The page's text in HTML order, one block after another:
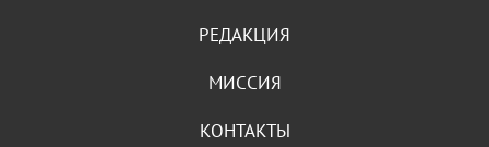
РЕДАКЦИЯ
МИССИЯ
КОНТАКТЫ